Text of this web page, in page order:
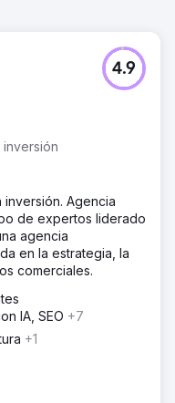
4.9
Agencia
de expertos liderado
agencia
en la estrategia, la
comerciales.
IA, SEO +7
+1